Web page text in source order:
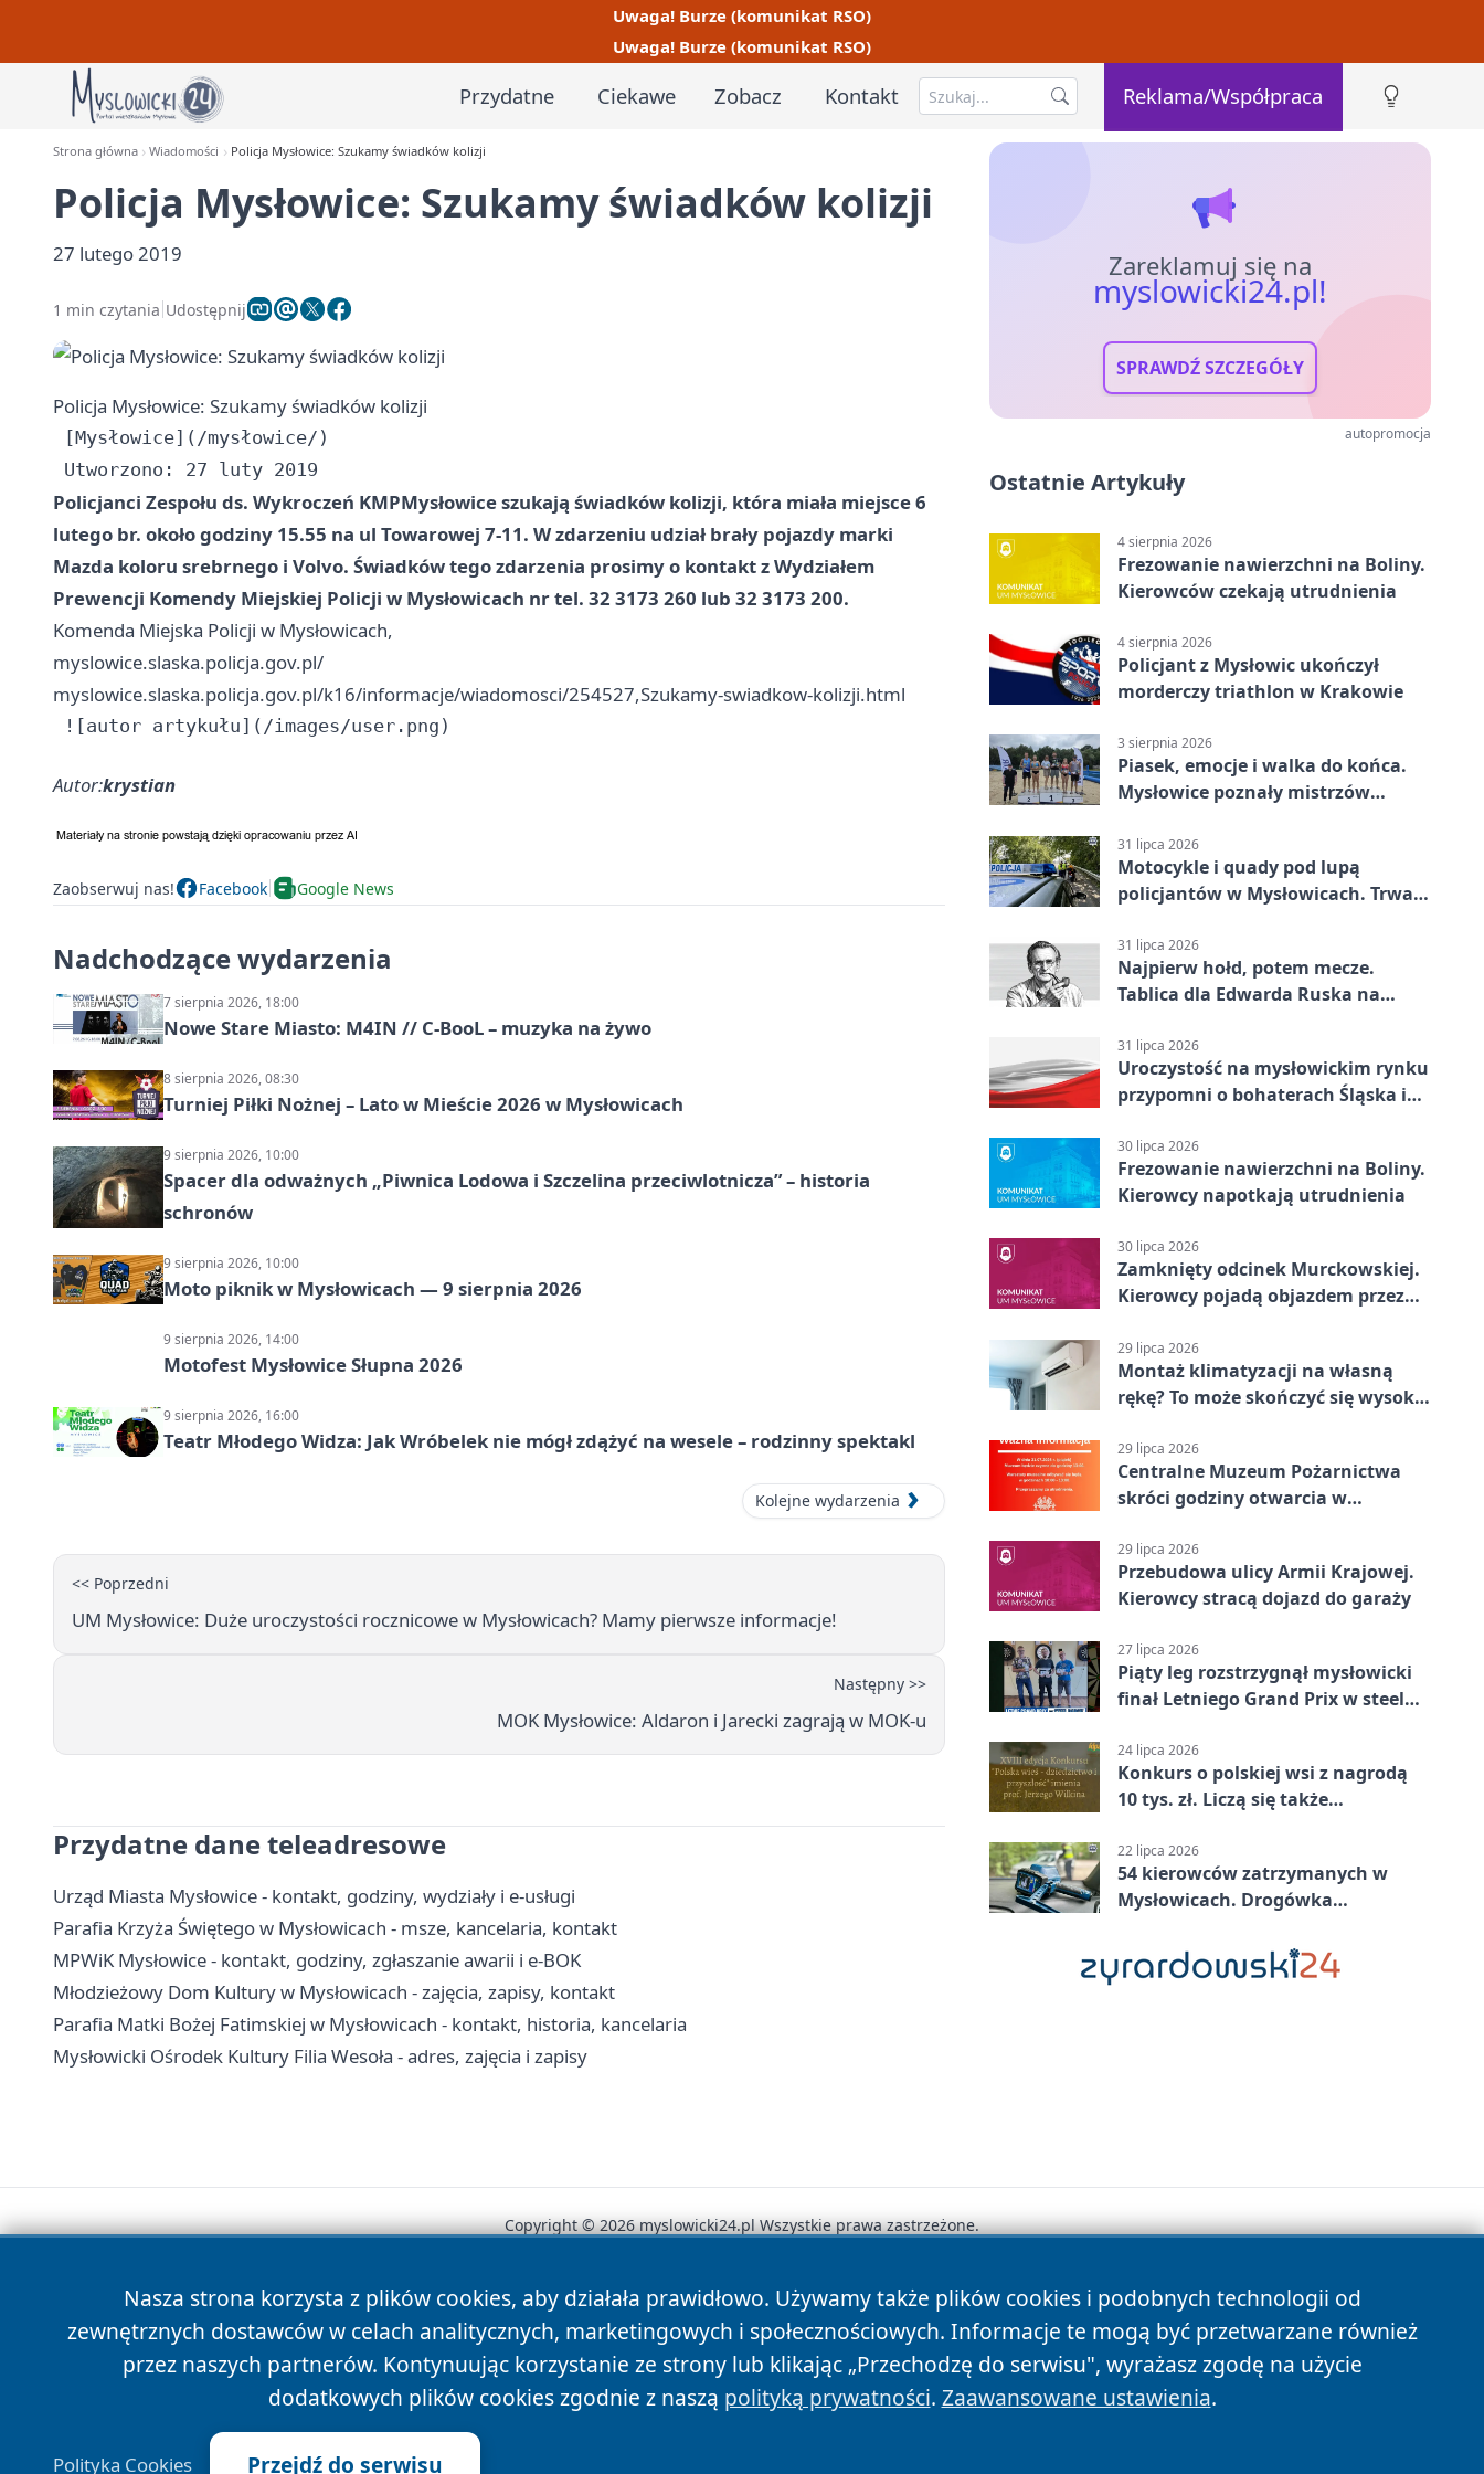
Uwaga! Burze (komunikat RSO)
Uwaga! Burze (komunikat RSO)
Przydatne Ciekawe Zobacz Kontakt Reklama/Współpraca
Strona główna Wiadomości Policja Mysłowice: Szukamy świadków kolizji
Policja Mysłowice: Szukamy świadków kolizji
27 lutego 2019
1 min czytania Udostępnij
Policja Mysłowice: Szukamy świadków kolizji
[Mysłowice](/mysłowice/)
Policjanci Zespołu ds. Wykroczeń KMPMysłowiceszukają świadków kolizji, która miała miejsce 6
lutego br. około godziny 15.55 na ul Towarowej 7-11. W zdarzeniu udział brały pojazdy marki
Mazda koloru srebrnego i Volvo. Świadków tego zdarzenia prosimy o kontakt z Wydziałem
Prewencji Komendy Miejskiej Policji w Mysłowicach nr tel. 32 3173 260 lub 32 3173 200.
Komenda Miejska Policji w Mysłowicach,
myslowice.slaska.policja.gov.pl/
myslowice.slaska.policja.gov.pl/k16/informacje/wiadomosci/254527,Szukamy-swiadkow-kolizji.html
Autor:krystian
Zaobserwuj nas! Facebook Google News
Nadchodzące wydarzenia
7 sierpnia 2026, 18:00
Nowe Stare Miasto: M4IN // C-BooL – muzyka na żywo
8 sierpnia 2026, 08:30
Turniej Piłki Nożnej – Lato w Mieście 2026 w Mysłowicach
9 sierpnia 2026, 10:00
Spacer dla odważnych „Piwnica Lodowa i Szczelina przeciwlotnicza” – historia
schronów
9 sierpnia 2026, 10:00
Moto piknik w Mysłowicach — 9 sierpnia 2026
9 sierpnia 2026, 14:00
Motofest Mysłowice Słupna 2026
9 sierpnia 2026, 16:00
Teatr Młodego Widza: Jak Wróbelek nie mógł zdążyć na wesele – rodzinny spektakl
Kolejne wydarzenia
<< Poprzedni
UM Mysłowice: Duże uroczystości rocznicowe w Mysłowicach? Mamy pierwsze informacje!
Następny >>
MOK Mysłowice: Aldaron i Jarecki zagrają w MOK-u
Przydatne dane teleadresowe
Urząd Miasta Mysłowice - kontakt, godziny, wydziały i e-usługi
Parafia Krzyża Świętego w Mysłowicach - msze, kancelaria, kontakt
MPWiK Mysłowice - kontakt, godziny, zgłaszanie awarii i e-BOK
Młodzieżowy Dom Kultury w Mysłowicach - zajęcia, zapisy, kontakt
Parafia Matki Bożej Fatimskiej w Mysłowicach - kontakt, historia, kancelaria
Mysłowicki Ośrodek Kultury Filia Wesoła - adres, zajęcia i zapisy
Zareklamuj się na
myslowicki24.pl!
SPRAWDŹ SZCZEGÓŁY
autopromocja
Ostatnie Artykuły
4 sierpnia 2026
Frezowanie nawierzchni na Boliny.
Kierowców czekają utrudnienia
4 sierpnia 2026
Policjant z Mysłowic ukończył
morderczy triathlon w Krakowie
3 sierpnia 2026
Piasek, emocje i walka do końca.
Mysłowice poznały mistrzów
31 lipca 2026
Motocykle i quady pod lupą
policjantów w Mysłowicach. Trwa
31 lipca 2026
Najpierw hołd, potem mecze.
Tablica dla Edwarda Ruska na
31 lipca 2026
Uroczystość na mysłowickim rynku
przypomni o bohaterach Śląska i
30 lipca 2026
Frezowanie nawierzchni na Boliny.
Kierowcy napotkają utrudnienia
30 lipca 2026
Zamknięty odcinek Murckowskiej.
Kierowcy pojadą objazdem przez
29 lipca 2026
Montaż klimatyzacji na własną
rękę? To może skończyć się wysoką
29 lipca 2026
Centralne Muzeum Pożarnictwa
skróci godziny otwarcia w
29 lipca 2026
Przebudowa ulicy Armii Krajowej.
Kierowcy stracą dojazd do garaży
27 lipca 2026
Piąty leg rozstrzygnął mysłowicki
finał Letniego Grand Prix w steel
24 lipca 2026
Konkurs o polskiej wsi z nagrodą
10 tys. zł. Liczą się także
22 lipca 2026
54 kierowców zatrzymanych w
Mysłowicach. Drogówka
Nasza strona korzysta z plików cookies, aby działała prawidłowo. Używamy także plików cookies i podobnych technologii od
zewnętrznych dostawców w celach analitycznych, marketingowych i społecznościowych. Informacje te mogą być przetwarzane również
przez naszych partnerów. Kontynuując korzystanie ze strony lub klikając „Przechodzę do serwisu", wyrażasz zgodę na użycie
dodatkowych plików cookies zgodnie z naszą polityką prywatności. Zaawansowane ustawienia.
Polityka Cookies Przejdź do serwisu
Copyright © 2026 myslowicki24.pl Wszystkie prawa zastrzeżone.
News Autorzy Polityka Prywatności Polityka Cookies